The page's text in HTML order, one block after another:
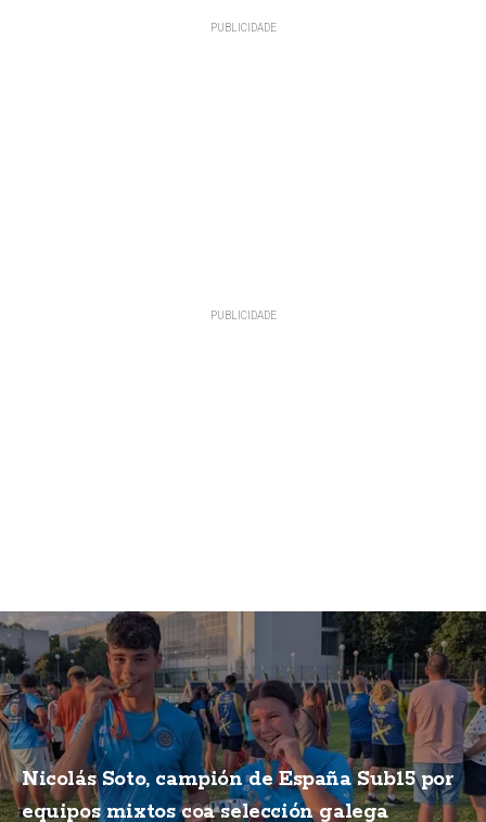
Nicolás Soto, campión de España Sub15 por
equipos mixtos coa selección galega